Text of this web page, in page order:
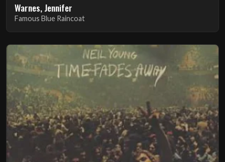
Warnes, Jennifer
Famous Blue Raincoat